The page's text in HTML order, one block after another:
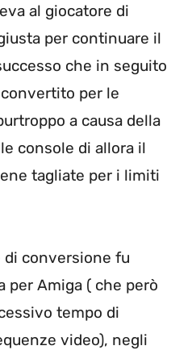
al giocatore di
per continuare il
che in seguito
convertito per le
a causa della
console di allora il
tagliate per i limiti
conversione fu
per Amiga ( che però
tempo di
video), negli